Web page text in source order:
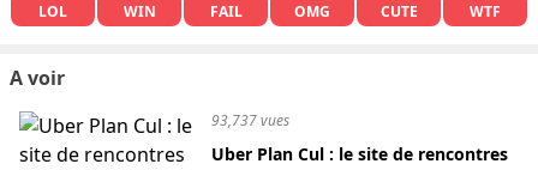
LOL WIN FAIL OMG CUTE WTF
A voir
93,737 vues
Uber Plan Cul : le site de rencontres